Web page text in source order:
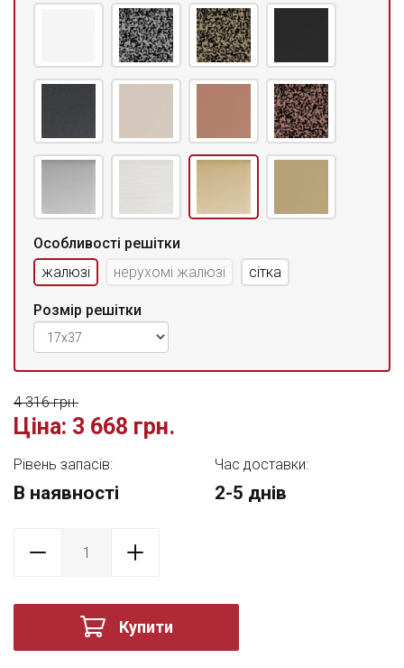
Особливості решітки
жалюзі
нерухомі жалюзі сітка
Розмір решітки
Ціна: 3 668 грн.
4 316 грн.
Рівень запасів:
В наявності
Час доставки:
2-5 днів
Купити